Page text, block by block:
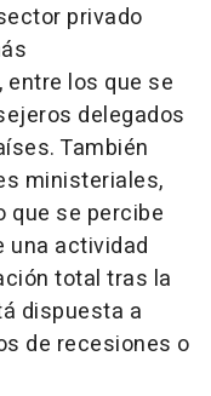
privado
entre los que se
delegados
También
ministeriales,
que se percibe
una actividad
total tras la
dispuesta a
de recesiones o